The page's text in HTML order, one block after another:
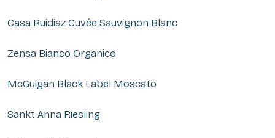
Casa Ruidiaz Cuvée Sauvignon Blanc
Zensa Bianco Organico
McGuigan Black Label Moscato
Sankt Anna Riesling